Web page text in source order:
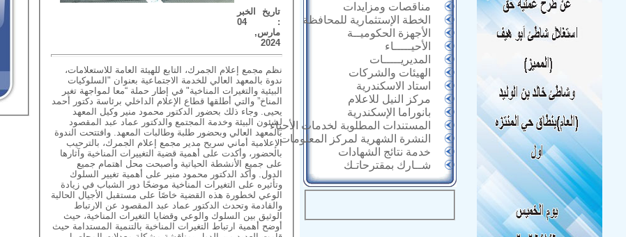
مناقصات ومزايدات
الخطة الإستثمارية للمحافظة
الأجهزة الحكوميــة
الأحيـــــاء
المديريـــــات
الهيئات والشركات
استاد الاسكندرية
مركز النيل للاعلام
بانوراما الإسكندرية
المستندات المطلوبة لخدمات الأحياء
النشرة الشهرية لمركز المعلومات
خدمة نتائج الشهادات
شــارك بمقترحاتـك
تاريخ الخبر
: 04
مارس,
2024
نظم مجمع إعلام الجمرك، التابع للهيئة العامة للاستعلامات،
ندوة بالمعهد العالي للخدمة الاجتماعية بعنوان "السلوكيات
البيئية والتغيرات المناخية" في إطار حملة “معا لمواجهة تغير
المناخ” والتي أطلقها قطاع الإعلام الداخلي برئاسة دكتور أحمد
يحيى. وجاء ذلك بحضور الدكتور محمود منير وكيل المعهد
لشئون البيئة وخدمة المجتمع والدكتور عماد عبد المقصود
بالمعهد العالي وبحضور طلبة وطالبات المعهد. وافتتحت الندوة
الإعلامية أماني سريح مدير مجمع إعلام الجمرك، بالترحيب
بالحضور، وأكدت على أهمية قضية التغييرات المناخية وآثارها
على جميع الأنشطة الحياتية وأصبحت محل اهتمام جميع
الدول. وأكد الدكتور محمود منير على أهمية تغيير السلوك
وتأثيره على التغيرات المناخية موضحًا دور الشباب في زيادة
الوعي لخطورة هذه القضية خاصًا على مستقبل الأجيال الحالية
والقادمة وتحدث الدكتور عماد عبد المقصود عن الارتباط
الوثيق بين السلوك والوعي وقضايا التغيرات المناخية، حيث
أوضح أهمية ارتباط التغيرات المناخية بالتنمية المستدامة حيث